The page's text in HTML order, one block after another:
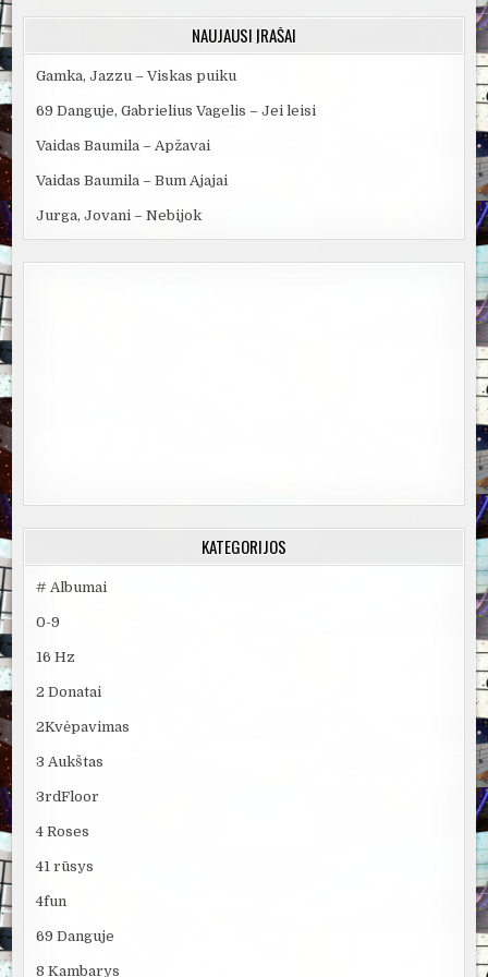
NAUJAUSI ĮRAŠAI
Gamka, Jazzu – Viskas puiku
69 Danguje, Gabrielius Vagelis – Jei leisi
Vaidas Baumila – Apžavai
Vaidas Baumila – Bum Ajajai
Jurga, Jovani – Nebijok
KATEGORIJOS
# Albumai
0-9
16 Hz
2 Donatai
2Kvėpavimas
3 Aukštas
3rdFloor
4 Roses
41 rūsys
4fun
69 Danguje
8 Kambarys